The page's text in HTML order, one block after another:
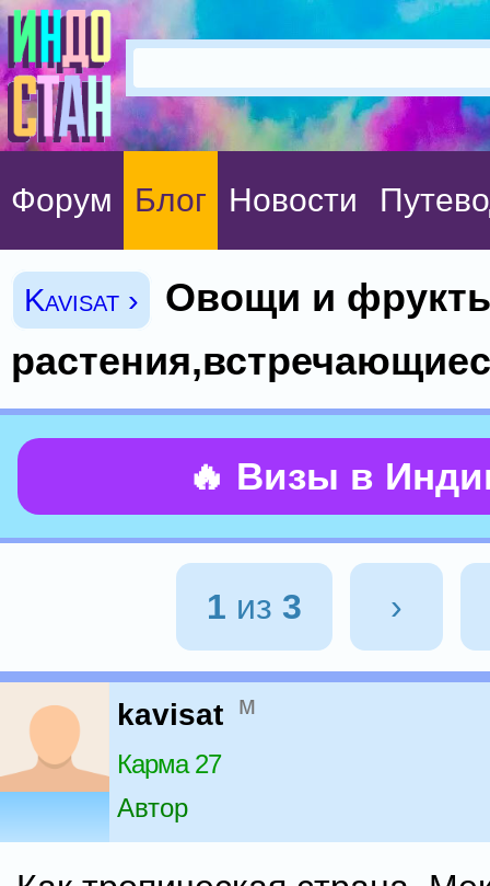
Форум Блог Новости
Kavisat ›
Овощи и
🔥 Визы в
1 из 3 ›
kavisat м
Карма 27
Автор